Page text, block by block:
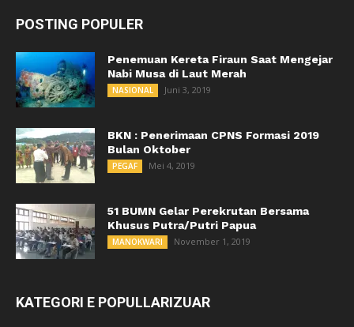
POSTING POPULER
Penemuan Kereta Firaun Saat Mengejar
Nabi Musa di Laut Merah
NASIONAL Juni 3, 2019
BKN : Penerimaan CPNS Formasi 2019
Bulan Oktober
PEGAF Mei 4, 2019
51 BUMN Gelar Perekrutan Bersama
Khusus Putra/Putri Papua
MANOKWARI November 1, 2019
KATEGORI E POPULLARIZUAR